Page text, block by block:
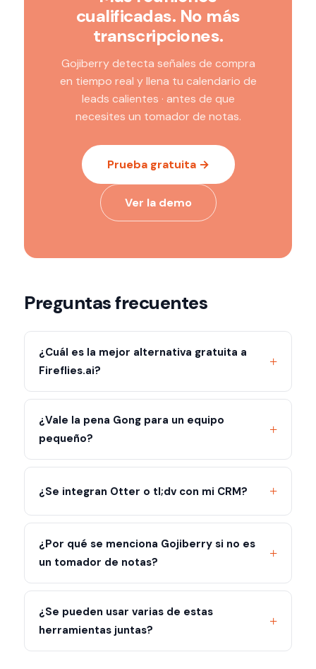
cualificadas. No más
transcripciones.
Gojiberry detecta señales de compra
en tiempo real y llena tu calendario de
leads calientes · antes de que
necesites un tomador de notas.
Prueba gratuita →
Ver la demo
Preguntas frecuentes
¿Cuál es la mejor alternativa gratuita a
Fireflies.ai?
¿Vale la pena Gong para un equipo
pequeño?
¿Se integran Otter o tl;dv con mi CRM?
¿Por qué se menciona Gojiberry si no es
un tomador de notas?
¿Se pueden usar varias de estas
herramientas juntas?